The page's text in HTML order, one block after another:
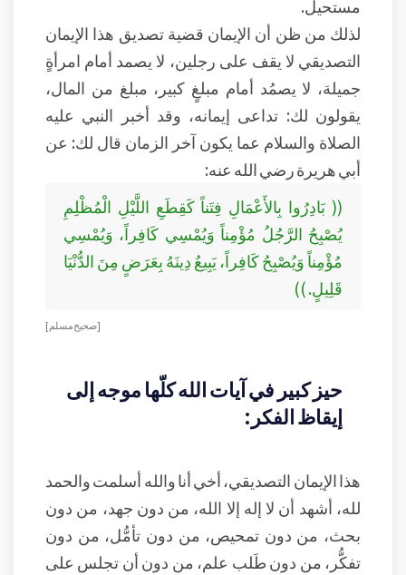
مستحيل.
لذلك من ظن أن الإيمان قضية تصديق هذا الإيمان
التصديقي لا يقف على رجلين، لا يصمد أمام امرأةٍ
جميلة، لا يصمُد أمام مبلغٍ كبير، مبلغ من المال،
يقولون لك: تداعى إيمانه، وقد أخبر النبي عليه
الصلاة والسلام عما يكون آخر الزمان قال لك: عن
أبي هريرة رضي الله عنه:
(( بَادِرُوا بِالأَعْمَالِ فِتَناً كَقِطَعِ اللَّيْلِ الْمُظْلِمِ
يُصْبِحُ الرَّجُلُ مُؤْمِناً وَيُمْسِي كَافِراً، وَيُمْسِي
مُؤْمِناً وَيُصْبِحُ كَافِراً، يَبِيعُ دِينَهُ بِعَرَضٍ مِنَ الدُّنْيَا
قَلِيلٍ. ))
[ صحيح مسلم ]
حيز كبير في آيات الله كلّها موجه إلى
إيقاظ الفكر:
هذا الإيمان التصديقي، أخي أنا والله أسلمت والحمد
لله، أشهد أن لا إله إلا الله، من دون جهد، من دون
بحث، من دون تمحيص، من دون تأمُّل، من دون
تفكُّر، من دون طَلب علم، من دون أن تجلس على